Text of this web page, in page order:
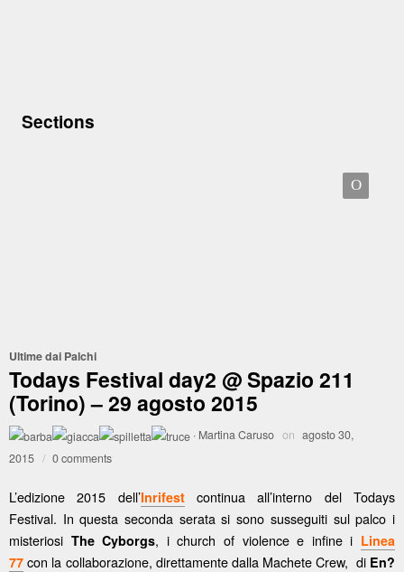
Sections
O
Ultime dai Palchi
Todays Festival day2 @ Spazio 211
(Torino) – 29 agosto 2015
· Martina Caruso on agosto 30,
2015 / 0 comments
L’edizione 2015 dell’Inrifest
continua all’interno del Todays
Festival. In questa seconda serata si sono susseguiti sul palco i
misteriosi The Cyborgs, i church of violence e infine i Linea
77 con la collaborazione, direttamente dalla Machete Crew, di En?